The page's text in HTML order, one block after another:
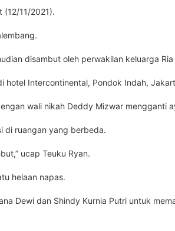
(12/11/2021).
disambut oleh perwakilan keluarga Ria
hotel Intercontinental, Pondok Indah,
wali nikah Deddy Mizwar mengganti
di ruangan yang berbeda.
ucap Teuku Ryan.
helaan napas.
Dewi dan Shindy Kurnia Putri untuk